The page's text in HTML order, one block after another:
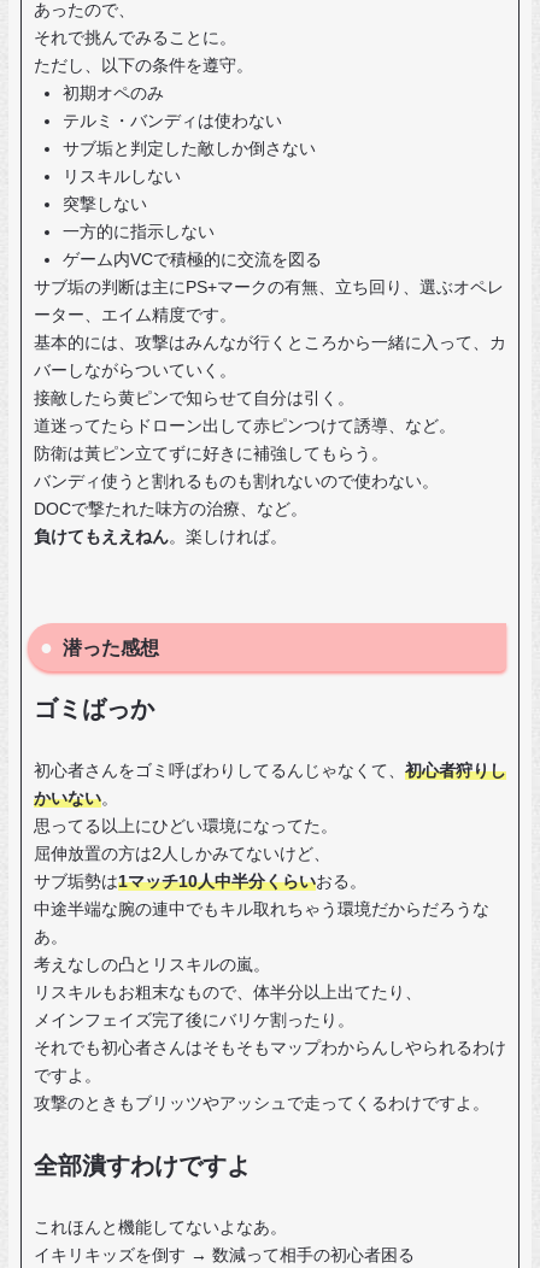
あったので、
それで挑んでみることに。
ただし、以下の条件を遵守。
初期オペのみ
テルミ・バンディは使わない
サブ垢と判定した敵しか倒さない
リスキルしない
突撃しない
一方的に指示しない
ゲーム内VCで積極的に交流を図る
サブ垢の判断は主にPS+マークの有無、立ち回り、選ぶオペレ
ーター、エイム精度です。
基本的には、攻撃はみんなが行くところから一緒に入って、カ
バーしながらついていく。
接敵したら黄ピンで知らせて自分は引く。
道迷ってたらドローン出して赤ピンつけて誘導、など。
防衛は黃ピン立てずに好きに補強してもらう。
バンディ使うと割れるものも割れないので使わない。
DOCで撃たれた味方の治療、など。
負けてもええねん。楽しければ。
潜った感想
ゴミばっか
初心者さんをゴミ呼ばわりしてるんじゃなくて、 初心者狩りし
かいない。
思ってる以上にひどい環境になってた。
屈伸放置の方は2人しかみてないけど、
サブ垢勢は1マッチ10人中半分くらいおる。
中途半端な腕の連中でもキル取れちゃう環境だからだろうな
あ。
考えなしの凸とリスキルの嵐。
リスキルもお粗末なもので、体半分以上出てたり、
メインフェイズ完了後にバリケ割ったり。
それでも初心者さんはそもそもマップわからんしやられるわけ
ですよ。
攻撃のときもブリッツやアッシュで走ってくるわけですよ。
全部潰すわけですよ
これほんと機能してないよなあ。
イキリキッズを倒す → 数減って相手の初心者困る